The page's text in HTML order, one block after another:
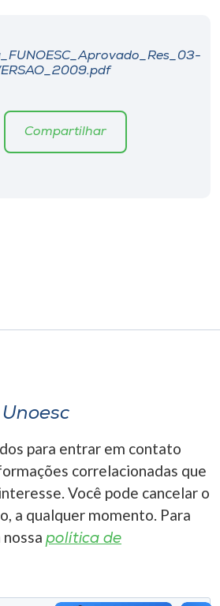
Compartilhar
para entrar em contato
correlacionadas que
Você pode cancelar o
a qualquer momento. Para
política de